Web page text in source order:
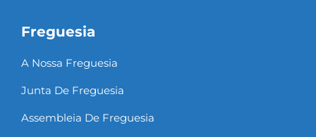
Freguesia
A Nossa Freguesia
Junta De Freguesia
Assembleia De Freguesia